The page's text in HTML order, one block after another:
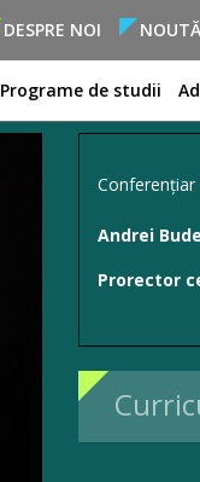
DESPRE NOI
Programe de studii
Andrei
Prorector